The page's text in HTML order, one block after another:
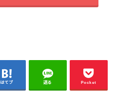
はてブ 送る Pocket